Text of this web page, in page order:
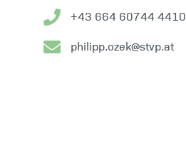
+43 664 60744 4410
philipp.ozek@stvp.at